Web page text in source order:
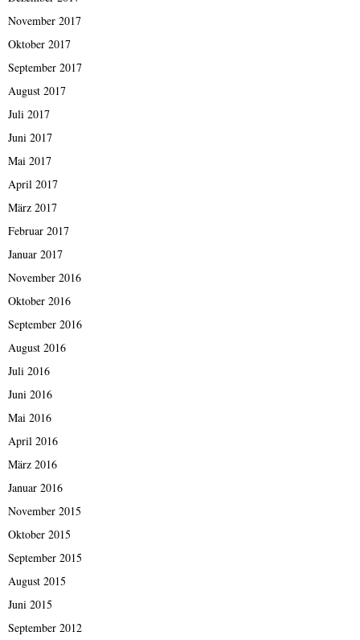
November 2017
Oktober 2017
September 2017
August 2017
Juli 2017
Juni 2017
Mai 2017
April 2017
März 2017
Februar 2017
Januar 2017
November 2016
Oktober 2016
September 2016
August 2016
Juli 2016
Juni 2016
Mai 2016
April 2016
März 2016
Januar 2016
November 2015
Oktober 2015
September 2015
August 2015
Juni 2015
September 2012